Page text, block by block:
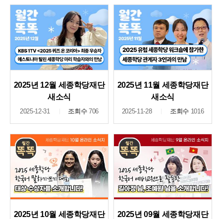
2025년 12월 세종학당재단
새소식
2025-12-31 조회수706
2025년 11월 세종학당재단
새소식
2025-11-28 조회수 1016
2025년 10월 세종학당재단
2025년 09월 세종학당재단